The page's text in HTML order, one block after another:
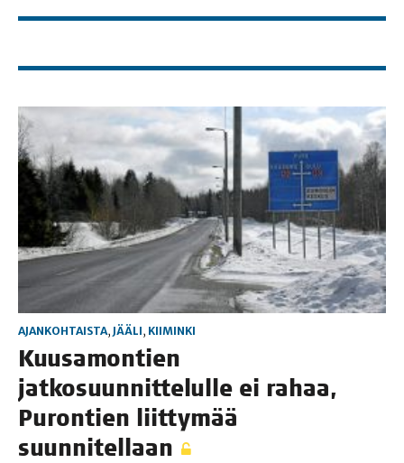
AJANKOHTAISTA, JÄÄLI, KIIMINKI
Kuusa­mon­tien
jat­ko­suun­nit­te­lul­le ei rahaa,
Puron­tien liit­ty­mää
suunnitellaan